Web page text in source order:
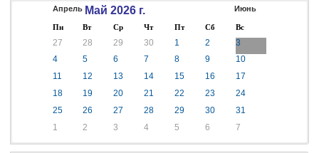
Апрель Май 2026 г. Июнь
Пн Вт Ср Чт Пт Сб Вс
27 28 29 30 1 2
3
4
5 6 7 8 9
10
11
12 13 14 15 16
17
18
19 20 21 22 23
24
25
26 27 28 29 30
31
1
2 3 4 5 6 7